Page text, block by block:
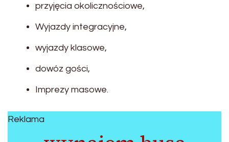
przyjęcia okolicznościowe,
Wyjazdy integracyjne,
wyjazdy klasowe,
dowóz gości,
Imprezy masowe.
Reklama